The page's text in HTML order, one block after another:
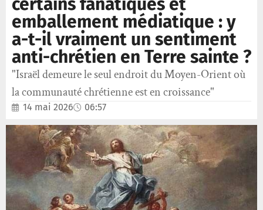
certains fanatiques et
emballement médiatique : y
a-t-il vraiment un sentiment
anti-chrétien en Terre sainte ?
"Israël demeure le seul endroit du Moyen-Orient où
la communauté chrétienne est en croissance"
14 mai 2026 06:57